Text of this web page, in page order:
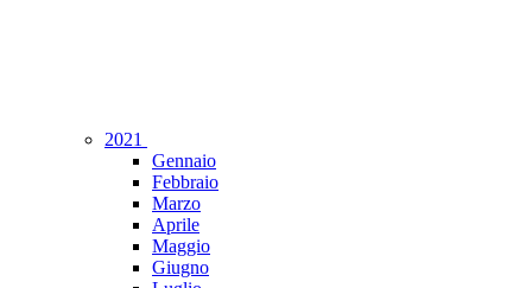
2021
Gennaio
Febbraio
Marzo
Aprile
Maggio
Giugno